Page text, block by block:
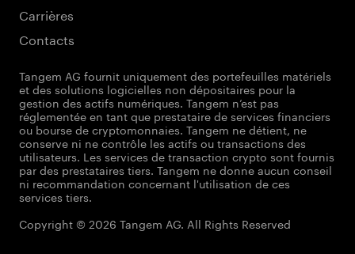
Carrières
Contacts
Tangem AG fournit uniquement des portefeuilles matériels
et des solutions logicielles non dépositaires pour la
gestion des actifs numériques. Tangem n’est pas
réglementée en tant que prestataire de services financiers
ou bourse de cryptomonnaies. Tangem ne détient, ne
conserve ni ne contrôle les actifs ou transactions des
utilisateurs. Les services de transaction crypto sont fournis
par des prestataires tiers. Tangem ne donne aucun conseil
ni recommandation concernant l'utilisation de ces
services tiers.